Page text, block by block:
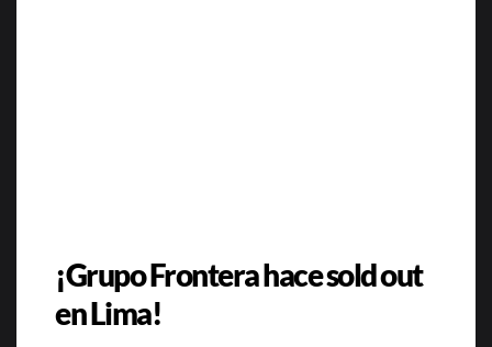
¡Grupo Frontera hace sold out
en Lima!